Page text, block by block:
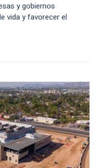
y gobiernos
vida y favorecer el